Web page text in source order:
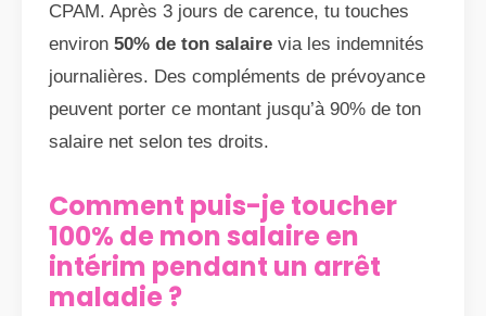
CPAM. Après 3 jours de carence, tu touches
environ 50% de ton salaire via les indemnités
journalières. Des compléments de prévoyance
peuvent porter ce montant jusqu’à 90% de ton
salaire net selon tes droits.
Comment puis-je toucher
100% de mon salaire en
intérim pendant un arrêt
maladie ?